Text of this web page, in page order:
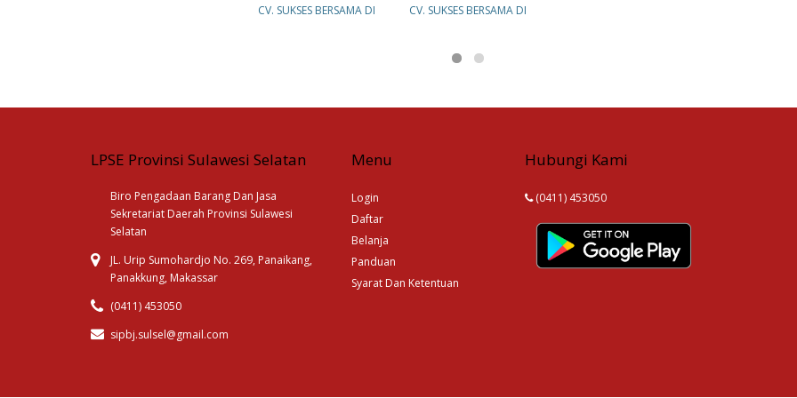
CV. SUKSES BERSAMA DI CV. SUKSES BERSAMA DI
LPSE Provinsi Sulawesi Selatan
Biro Pengadaan Barang Dan Jasa
Sekretariat Daerah Provinsi Sulawesi
Selatan
JL. Urip Sumohardjo No. 269, Panaikang,
Panakkung, Makassar
(0411) 453050
sipbj.sulsel@gmail.com
Menu
Login
Daftar
Belanja
Panduan
Syarat Dan Ketentuan
Hubungi Kami
(0411) 453050